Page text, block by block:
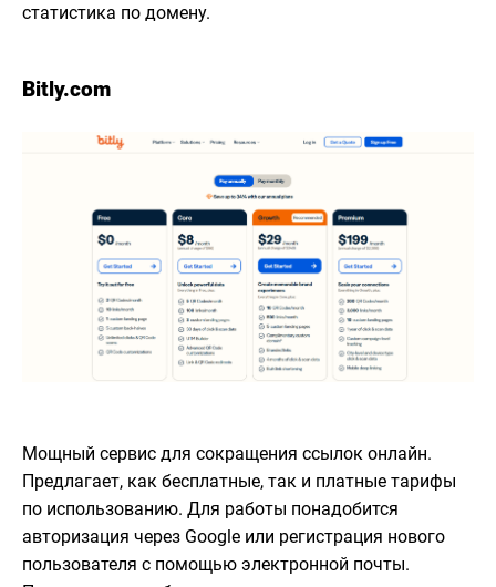
статистика по домену.
Bitly.com
Мощный сервис для сокращения ссылок онлайн.
Предлагает, как бесплатные, так и платные тарифы
по использованию. Для работы понадобится
авторизация через Google или регистрация нового
пользователя с помощью электронной почты.